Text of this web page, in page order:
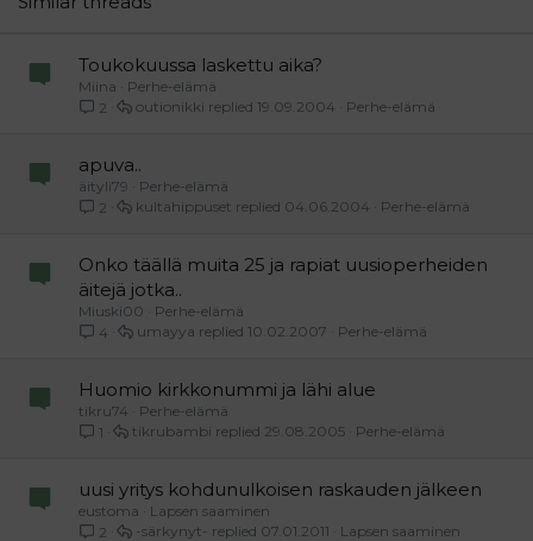
Toukokuussa laskettu aika?
Miina
Perhe-elämä
2
Perhe-elämä
19.09.2004
outionikki
apuva..
äityli79
Perhe-elämä
2
Perhe-elämä
04.06.2004
kultahippuset
Onko täällä muita 25 ja rapiat uusioperheiden
äitejä jotka..
Miuski00
Perhe-elämä
4
Perhe-elämä
10.02.2007
umayya
Huomio kirkkonummi ja lähi alue
tikru74
Perhe-elämä
1
Perhe-elämä
29.08.2005
tikrubambi
uusi yritys kohdunulkoisen raskauden jälkeen
eustoma
Lapsen saaminen
2
Lapsen saaminen
07.01.2011
-särkynyt-